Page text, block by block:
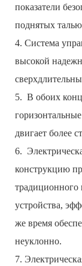
показатели
поднятых
4. Система
высокой
5. В обоих
двигает более
6.
конструкцию
традиционного
устройства,
же время
неуклонно.
7.